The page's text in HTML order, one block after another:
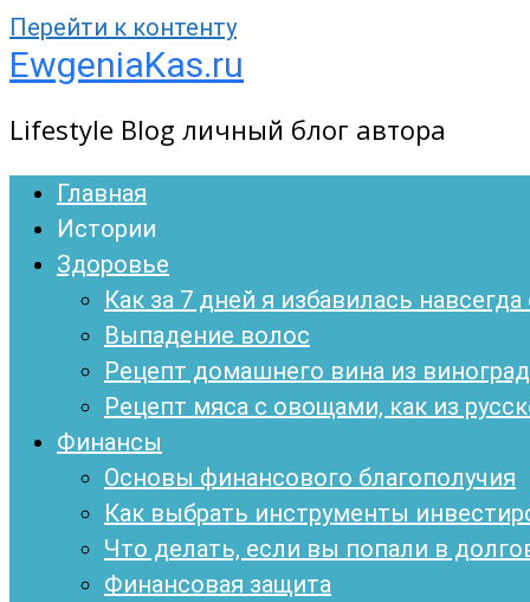
Перейти к контенту
EwgeniaKas.ru
Lifestyle Blog личный блог автора
Главная
Истории
Здоровье
Как за 7 дней я избавилась
Выпадение волос
Рецепт домашнего вина из
Рецепт мяса с овощами, как из
Финансы
Основы финансового благополучия
Как выбрать инструменты
Что делать, если вы попали в
Финансовая защита